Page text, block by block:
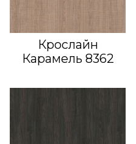
Крослайн
Карамель 8362